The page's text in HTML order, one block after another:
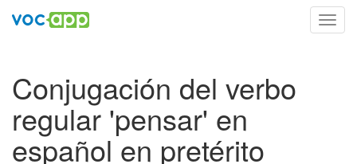
Conjugación del verbo
regular 'pensar' en
español en pretérito